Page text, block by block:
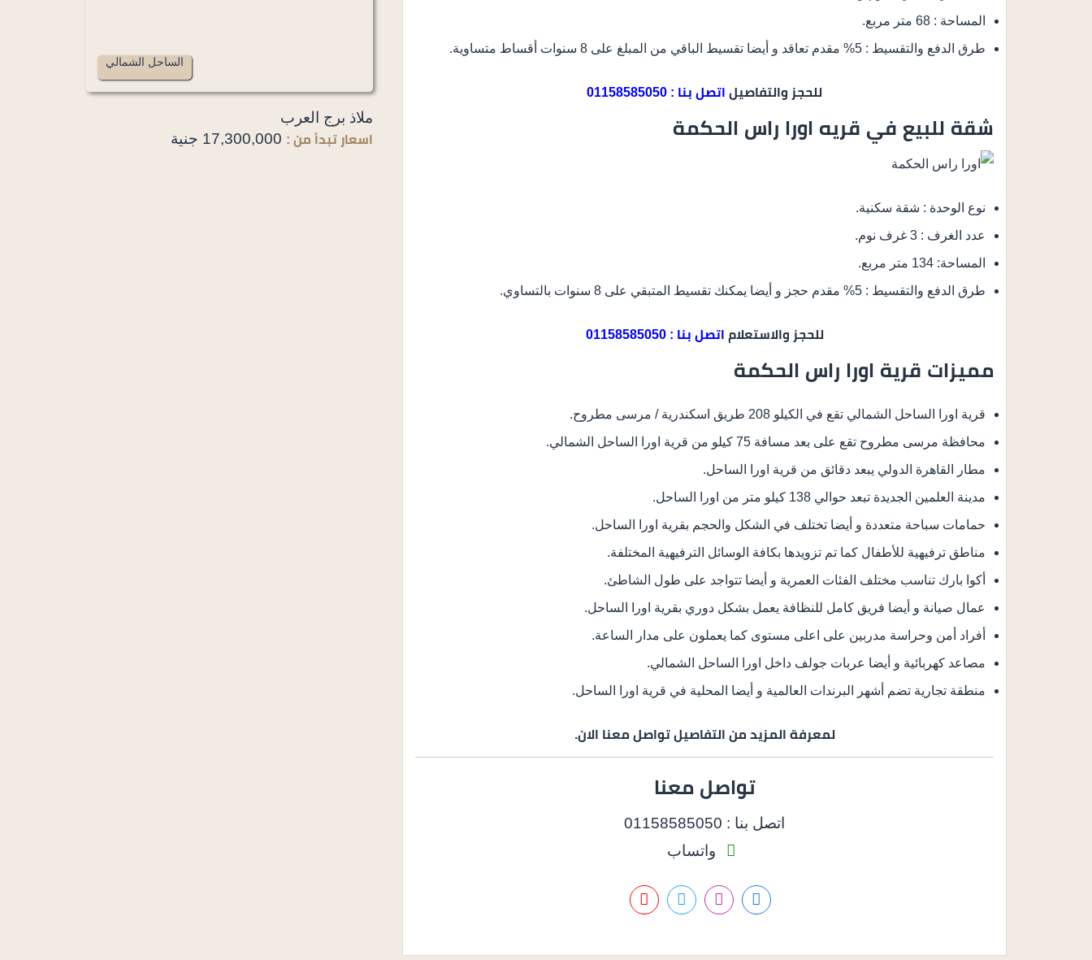
الساحل الشمالي
ملاذ برج العرب
اسعار تبدأ من : 17,300,000 جنية
المساحة : 68 متر مربع.
طرق الدفع والتقسيط : 5% مقدم تعاقد و أيضا تقسيط الباقي من المبلغ على 8 سنوات أقساط متساوية.
للحجز والتفاصيل اتصل بنا : 01158585050
شقة للبيع في قريه اورا راس الحكمة
نوع الوحدة : شقة سكنية.
عدد الغرف : 3 غرف نوم.
المساحة: 134 متر مربع.
طرق الدفع والتقسيط : 5% مقدم حجز و أيضا يمكنك تقسيط المتبقي على 8 سنوات بالتساوي.
للحجز والاستعلام اتصل بنا : 01158585050
مميزات قرية اورا راس الحكمة
قرية اورا الساحل الشمالي تقع في الكيلو 208 طريق اسكندرية / مرسى مطروح.
محافظة مرسى مطروح تقع على بعد مسافة 75 كيلو من قرية اورا الساحل الشمالي.
مطار القاهرة الدولي يبعد دقائق من قرية اورا الساحل.
مدينة العلمين الجديدة تبعد حوالي 138 كيلو متر من اورا الساحل.
حمامات سباحة متعددة و أيضا تختلف في الشكل والحجم بقرية اورا الساحل.
مناطق ترفيهية للأطفال كما تم تزويدها بكافة الوسائل الترفيهية المختلفة.
أكوا بارك تناسب مختلف الفئات العمرية و أيضا تتواجد على طول الشاطئ.
عمال صيانة و أيضا فريق كامل للنظافة يعمل بشكل دوري بقرية اورا الساحل.
أفراد أمن وحراسة مدربين على اعلى مستوى كما يعملون على مدار الساعة.
مصاعد كهربائية و أيضا عربات جولف داخل اورا الساحل الشمالي.
منطقة تجارية تضم أشهر البرندات العالمية و أيضا المحلية في قرية اورا الساحل.
لمعرفة المزيد من التفاصيل تواصل معنا الان.
تواصل معنا
اتصل بنا : 01158585050
واتساب